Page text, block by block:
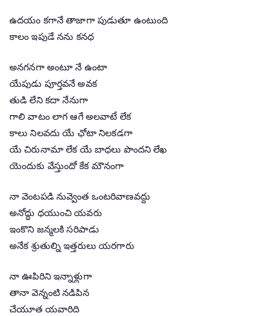
ఉదయం కగానే తాజాగా పుడుతూ ఉంటుంది
కాలం ఇపుడే నను కనధ
అనగనగా అంటూ నే ఉంటా
యేపుడు పూర్తవనే అవక
తుడి లేని కదా నేనుగా
గాలి వాటం లాగ ఆగే అలవాటే లేక
కాలు నిలవదు యే ఛోటా నిలకడగా
యే చిరునామా లేక యే బాధలు పొందని లేఖ
యెందుకు వేస్తుందో కేక మౌనంగా
నా వెంటపడి నువ్వెంత ఒంటరివాణవద్దు
అనోద్ధు ధయుంచి యవరు
ఇంకొని జన్మలకి సరిపాడు
అనేక శ్రుతుల్ని ఇత్తరులు యరగారు
నా ఊపిరిని ఇన్నాళ్లుగా
తానా వెన్నంటి నడిపిన
చేయూత యవారిది